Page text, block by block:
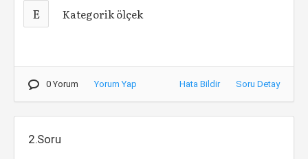
E Kategorik ölçek
0 Yorum Yorum Yap Hata Bildir Soru Detay
2.Soru